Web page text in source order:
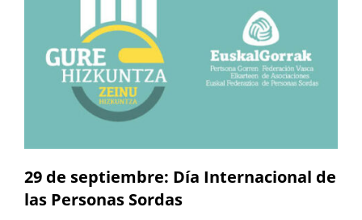
29 de septiembre: Día Internacional de
las Personas Sordas